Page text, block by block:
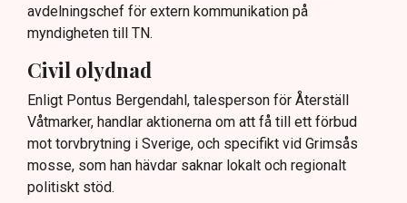
avdelningschef för extern kommunikation på
myndigheten till TN.
Civil olydnad
Enligt Pontus Bergendahl, talesperson för Återställ
Våtmarker, handlar aktionerna om att få till ett förbud
mot torvbrytning i Sverige, och specifikt vid Grimsås
mosse, som han hävdar saknar lokalt och regionalt
politiskt stöd.